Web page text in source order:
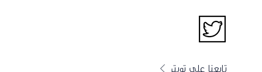
تابعنا على تويتر